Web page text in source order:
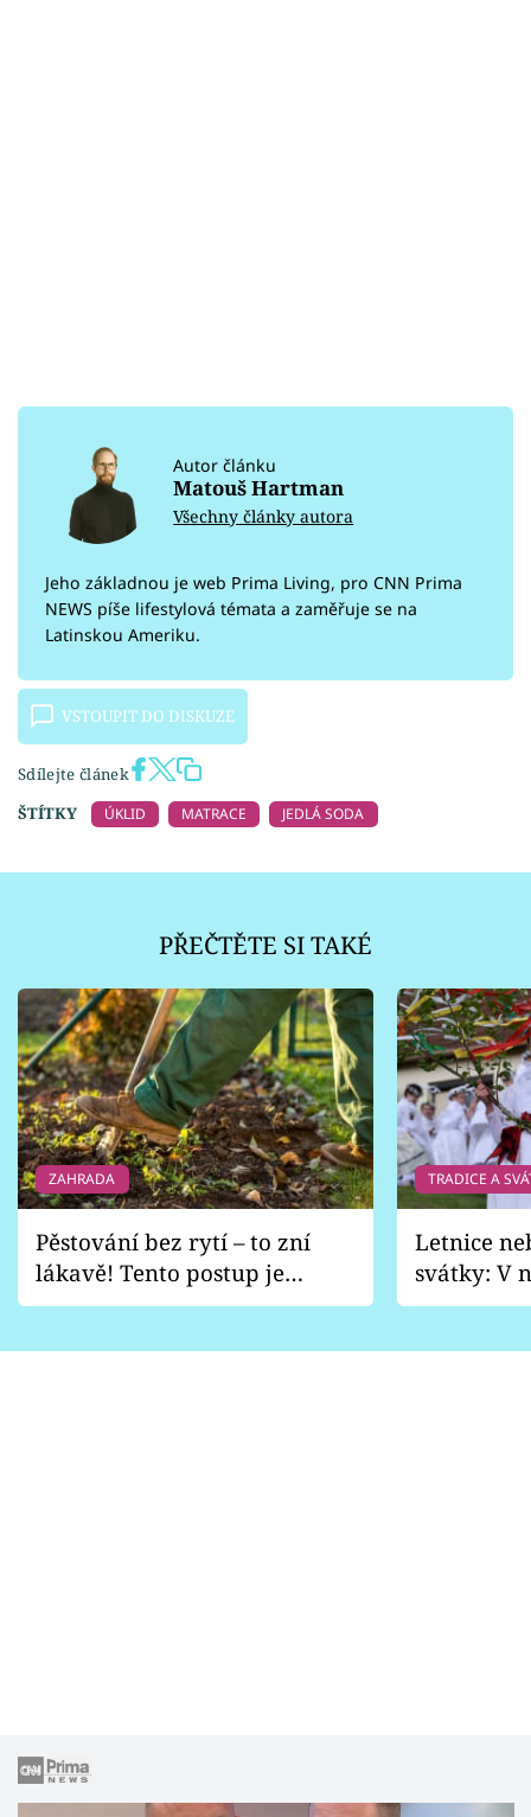
Autor článku
Matouš Hartman
Všechny články autora
Jeho základnou je web Prima Living, pro CNN Prima
NEWS píše lifestylová témata a zaměřuje se na
Latinskou Ameriku.
VSTOUPIT DO DISKUZE
Sdílejte článek
ŠTÍTKY
ÚKLID MATRACE JEDLÁ SODA
PŘEČTĚTE SI TAKÉ
ZAHRADA
Pěstování bez rytí – to zní
lákavě! Tento postup je
vhodný jen pro některé
TRADICE A
Letnice
svátky: V
pondělí